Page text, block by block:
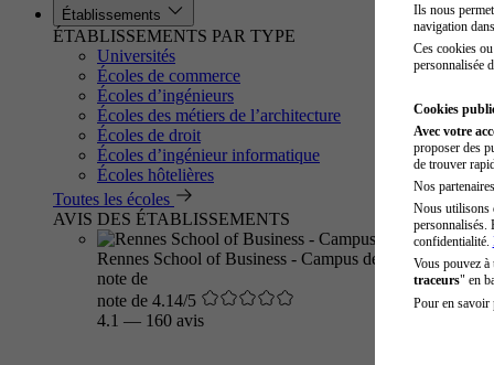
Établissements
ÉTABLISSEMENTS PAR TYPE
Universités
Écoles de commerce
Écoles d’ingénieurs
Écoles des métiers de l’architecture
Écoles de droit
Écoles d’ingénieur informatique
Écoles hôtelières
Toutes les écoles
AVIS DES ÉTABLISSEMENTS
Rennes School of Business - Campus de Rennes
note de
note de 4.14/5
4.1 — 160 avis
Ils nous
navigation
Ces cookies
personnalisée
Cookies
Avec votre
proposer des
de trouver
Nos
Nous utilisons
personnalisés.
confidentialité.
Vous pouvez
traceurs" en
Pour en